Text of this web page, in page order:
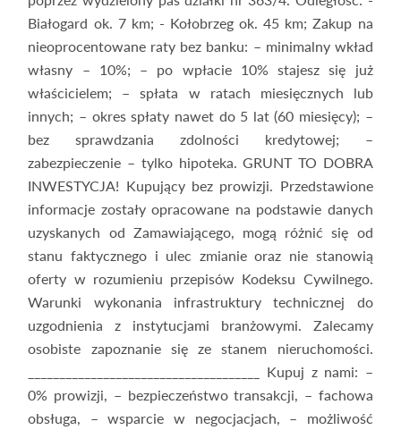
Białogard ok. 7 km; - Kołobrzeg ok. 45 km; Zakup na
nieoprocentowane raty bez banku: – minimalny wkład
własny – 10%; – po wpłacie 10% stajesz się już
właścicielem; – spłata w ratach miesięcznych lub
innych; – okres spłaty nawet do 5 lat (60 miesięcy); –
bez sprawdzania zdolności kredytowej; –
zabezpieczenie – tylko hipoteka. GRUNT TO DOBRA
INWESTYCJA! Kupujący bez prowizji. Przedstawione
informacje zostały opracowane na podstawie danych
uzyskanych od Zamawiającego, mogą różnić się od
stanu faktycznego i ulec zmianie oraz nie stanowią
oferty w rozumieniu przepisów Kodeksu Cywilnego.
Warunki wykonania infrastruktury technicznej do
uzgodnienia z instytucjami branżowymi. Zalecamy
osobiste zapoznanie się ze stanem nieruchomości.
_____________________________________ Kupuj z nami: –
0% prowizji, – bezpieczeństwo transakcji, – fachowa
obsługa, – wsparcie w negocjacjach, – możliwość